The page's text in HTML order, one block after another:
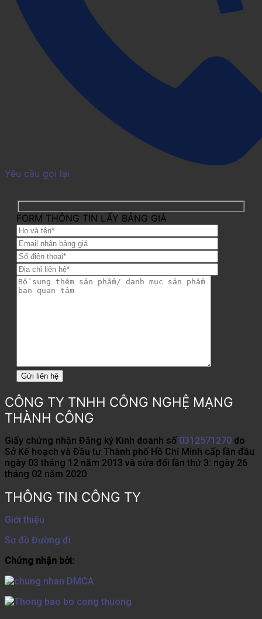
Yêu cầu gọi lại
FORM THÔNG TIN LẤY BẢNG GIÁ
CÔNG TY TNHH CÔNG NGHỆ MẠNG
THÀNH CÔNG
Giấy chứng nhận Đăng ký Kinh doanh số 0312571270 do
Sở Kế hoạch và Đầu tư Thành phố Hồ Chí Minh cấp lần đầu
ngày 03 tháng 12 năm 2013 và sửa đổi lần thứ 3: ngày 26
tháng 02 năm 2020
THÔNG TIN CÔNG TY
Giới thiệu
Sơ đồ Đường đi
Chứng nhận bởi: